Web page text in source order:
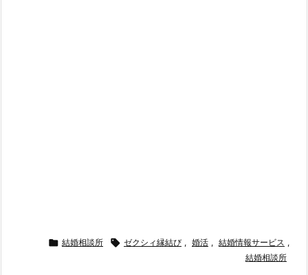
 結婚相談所  ゼクシィ縁結び , 婚活 , 結婚情報サービス ,
結婚相談所